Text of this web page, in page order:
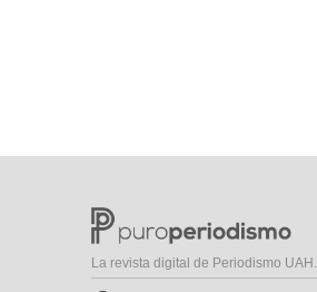
La revista digital de Periodismo UAH.